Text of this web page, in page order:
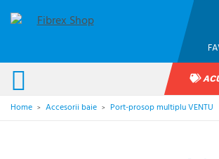
Home > Accesorii baie > Port-prosop multiplu VENTU